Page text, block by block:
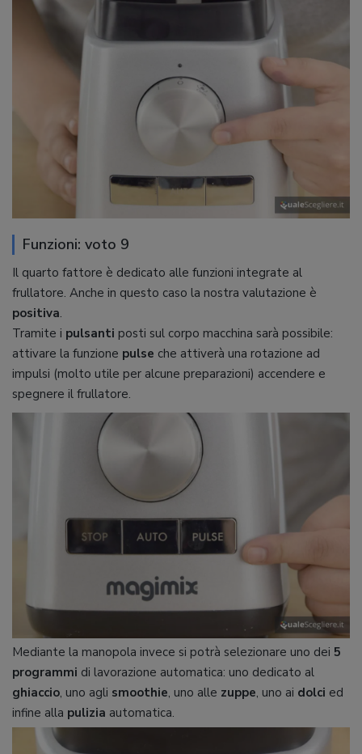
Funzioni: voto 9
Il quarto fattore è dedicato alle funzioni integrate al
frullatore. Anche in questo caso la nostra valutazione è
positiva.
Tramite i pulsanti posti sul corpo macchina sarà possibile:
attivare la funzione pulse che attiverà una rotazione ad
impulsi (molto utile per alcune preparazioni) accendere e
spegnere il frullatore.
Mediante la manopola invece si potrà selezionare uno dei 5
programmi di lavorazione automatica: uno dedicato al
ghiaccio, uno agli smoothie, uno alle zuppe, uno ai dolci ed
infine alla pulizia automatica.